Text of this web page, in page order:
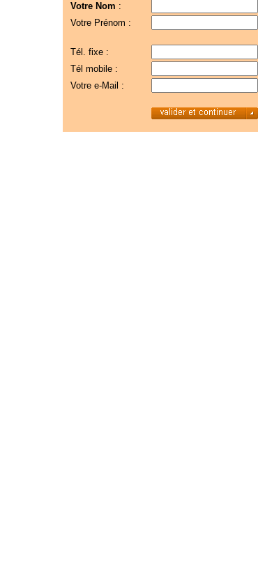
Votre Nom :
Votre Prénom :
Tél. fixe :
Tél mobile :
Votre e-Mail :